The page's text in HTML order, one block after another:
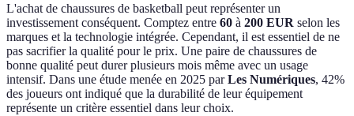
L'achat de chaussures de basketball peut représenter un
investissement conséquent. Comptez entre 60 à 200 EUR selon les
marques et la technologie intégrée. Cependant, il est essentiel de ne
pas sacrifier la qualité pour le prix. Une paire de chaussures de
bonne qualité peut durer plusieurs mois même avec un usage
intensif. Dans une étude menée en 2025 parLes Numériques, 42%
des joueurs ont indiqué que la durabilité de leur équipement
représente un critère essentiel dans leur choix.